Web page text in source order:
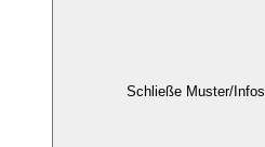
Schließe Muster/Infos